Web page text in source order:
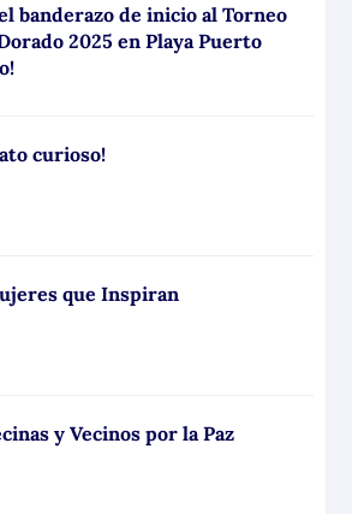
banderazo de inicio al Torneo
2025 en Playa Puerto
curioso!
que Inspiran
y Vecinos por la Paz